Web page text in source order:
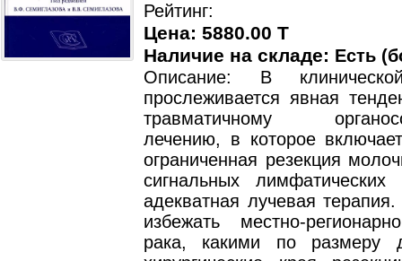
Рейтинг:
Цена: 5880.00 T
Наличие на складе: Есть
Описание: В
прослеживается явная
травматичному
лечению, в которое
ограниченная резекция
сигнальных
адекватная лучевая
избежать местно-
рака, какими по размеру